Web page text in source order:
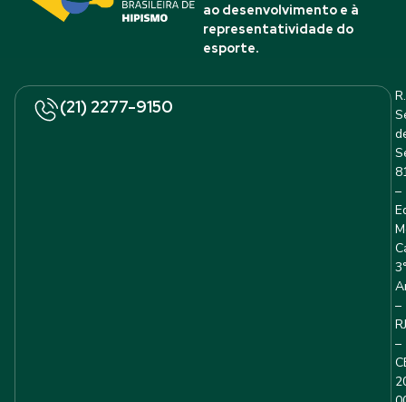
ao desenvolvimento e à
representatividade do
esporte.
(21) 2277-9150
R.
–
–
RJ
–